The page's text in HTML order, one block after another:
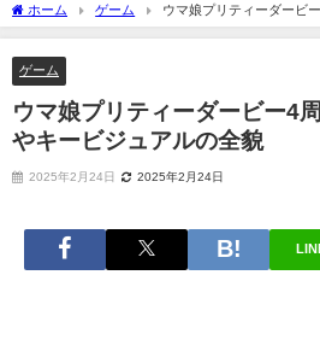
ホーム ゲーム
ウマ娘プリティーダービ
ュアルの全貌
ゲーム
ウマ娘プリティーダービー4
やキービジュアルの全貌
2025年2月24日 2025年2月24日